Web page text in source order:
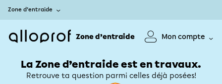
Zone d’entraide
Zone d’entraide Mon compte
La Zone d’entraide est en travaux.
Retrouve ta question parmi celles déjà posées!